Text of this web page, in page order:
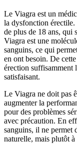
Le Viagra est un
la dysfonction érectile.
de plus de 18 ans, qui
Viagra est une
sanguins, ce qui
en ont besoin. De
érection suffisamment
satisfaisant.
Le Viagra ne doit pas
augmenter la
pour des problèmes
avec précaution. En
sanguins, il ne permet
naturelle, mais plutôt